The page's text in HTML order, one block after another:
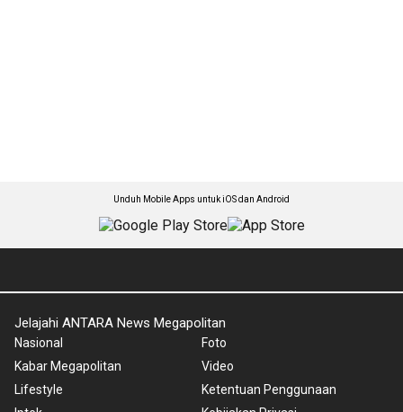
Unduh Mobile Apps untuk iOS dan Android
Jelajahi ANTARA News Megapolitan
Nasional
Kabar Megapolitan
Lifestyle
Foto
Video
Ketentuan Penggunaan